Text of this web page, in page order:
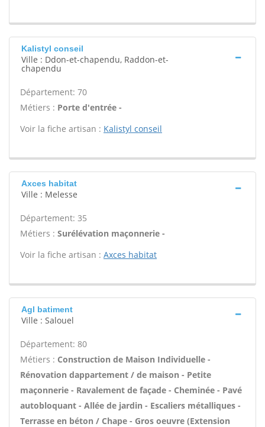
Kalistyl conseil
Ville : Ddon-et-chapendu, Raddon-et-
chapendu
Département: 70
Métiers : Porte d'entrée -
Voir la fiche artisan : Kalistyl conseil
Axces habitat
Ville : Melesse
Département: 35
Métiers : Surélévation maçonnerie -
Voir la fiche artisan : Axces habitat
Agl batiment
Ville : Salouel
Département: 80
Métiers : Construction de Maison Individuelle -
Rénovation dappartement / de maison - Petite
maçonnerie - Ravalement de façade - Cheminée - Pavé
autobloquant - Allée de jardin - Escaliers métalliques -
Terrasse en béton / Chape - Gros oeuvre (Extension